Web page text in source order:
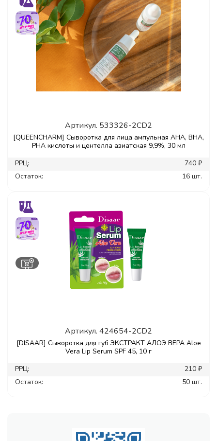
Артикул. 533326-2CD2
[QUEENCHARM] Сыворотка для лица ампульная AHA, BHA,
PHA кислоты и центелла азиатская 9,9%, 30 мл
РРЦ:
740 ₽
Остаток:
16 шт.
Артикул. 424654-2CD2
[DISAAR] Сыворотка для губ ЭКСТРАКТ АЛОЭ ВЕРА Aloe
Vera Lip Serum SPF 45, 10 г
РРЦ:
210 ₽
Остаток:
50 шт.